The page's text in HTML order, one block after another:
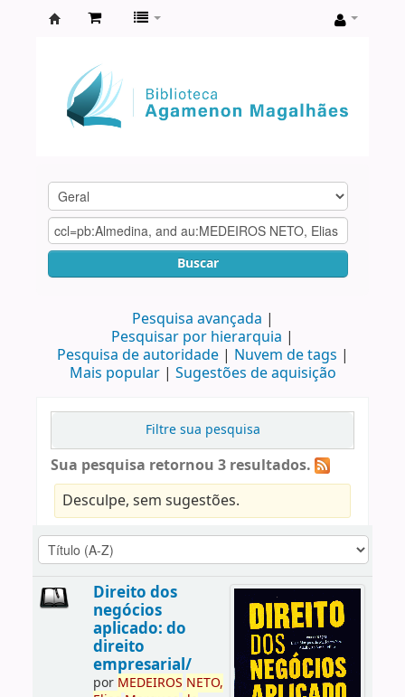
Agamenon
Magalhães
Buscar
Pesquisa avançada
Pesquisar por hierarquia
Pesquisa de autoridade
Nuvem de tags
Mais popular
Sugestões de aquisição
Filtre sua pesquisa
Sua pesquisa retornou 3 resultados.
Desculpe, sem sugestões.
Direito dos
negócios
aplicado: do
direito
empresarial/
por MEDEIROS NETO,